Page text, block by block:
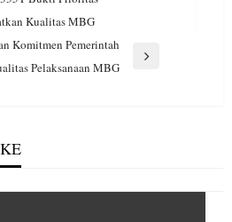
Kualitas MBG
Komitmen Pemerintah
Pelaksanaan MBG